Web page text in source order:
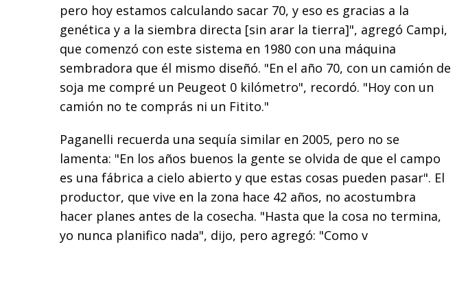
pero hoy estamos calculando sacar 70, y eso es gracias a la
genética y a la siembra directa [sin arar la tierra]", agregó Campi,
que comenzó con este sistema en 1980 con una máquina
sembradora que él mismo diseñó. "En el año 70, con un camión de
soja me compré un Peugeot 0 kilómetro", recordó. "Hoy con un
camión no te comprás ni un Fitito."
Paganelli recuerda una sequía similar en 2005, pero no se
lamenta: "En los años buenos la gente se olvida de que el campo
es una fábrica a cielo abierto y que estas cosas pueden pasar". El
productor, que vive en la zona hace 42 años, no acostumbra
hacer planes antes de la cosecha. "Hasta que la cosa no termina,
yo nunca planifico nada", dijo, pero agregó: "Como v